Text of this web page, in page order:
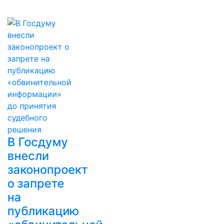
В Госдуму
внесли
законопроект
о запрете
на
публикацию